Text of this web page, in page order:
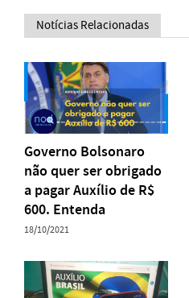
Notícias Relacionadas
Governo Bolsonaro
não quer ser obrigado
a pagar Auxílio de R$
600. Entenda
18/10/2021